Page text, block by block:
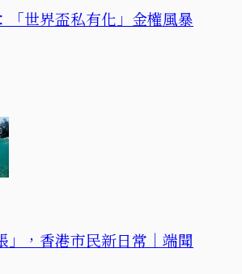
「世界盃私有化」金權風暴
」，香港市民新日常｜端聞